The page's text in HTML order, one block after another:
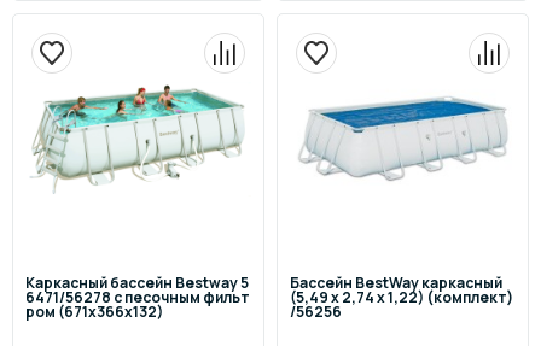
Каркасный бассейн Bestway 5
6471/56278 с песочным фильт
ром (671х366х132)
Бассейн BestWay каркасный
(5,49 x 2,74 х 1,22) (комплект)
/56256